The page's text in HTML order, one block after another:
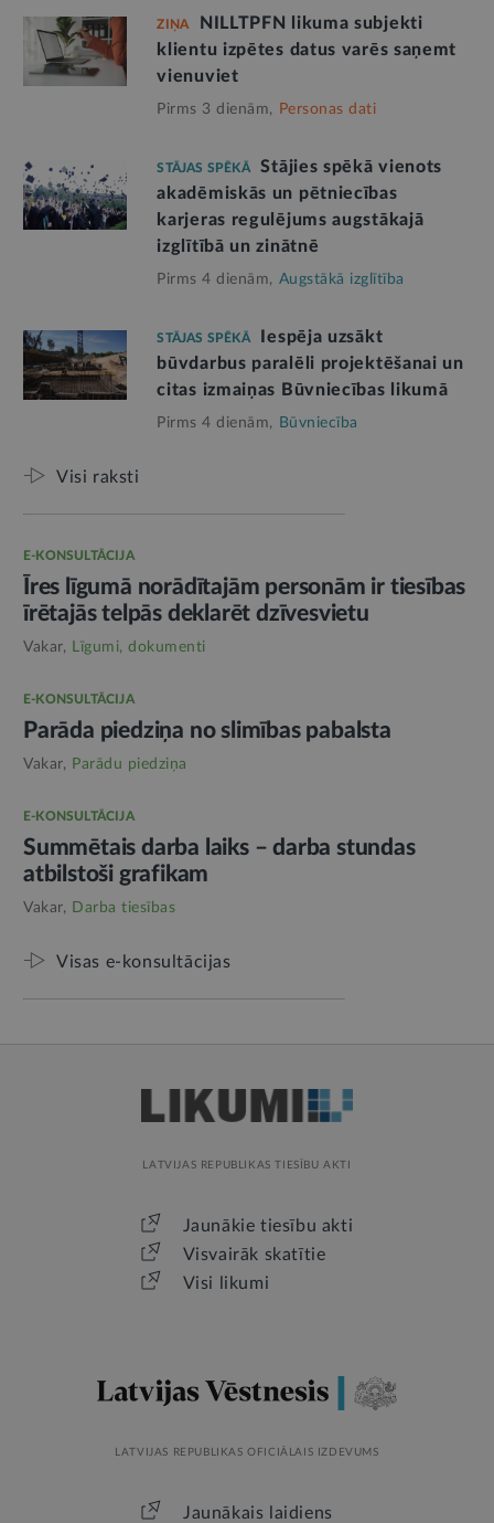
ZIŅA
NILLTPFN likuma subjekti
klientu izpētes datus varēs saņemt
vienuviet
Pirms 3 dienām, Personas dati
STĀJAS SPĒKĀ
Stājies spēkā vienots
akadēmiskās un pētniecības
karjeras regulējums augstākajā
izglītībā un zinātnē
Pirms 4 dienām, Augstākā izglītība
STĀJAS SPĒKĀ
Iespēja uzsākt
būvdarbus paralēli projektēšanai un
citas izmaiņas Būvniecības likumā
Pirms 4 dienām, Būvniecība
Visi raksti
E-KONSULTĀCIJA
Īres līgumā norādītajām personām ir tiesības
īrētajās telpās deklarēt dzīvesvietu
Vakar, Līgumi, dokumenti
E-KONSULTĀCIJA
Parāda piedziņa no slimības pabalsta
Vakar, Parādu piedziņa
E-KONSULTĀCIJA
Summētais darba laiks – darba stundas
atbilstoši grafikam
Vakar, Darba tiesības
Visas e-konsultācijas
LATVIJAS REPUBLIKAS TIESĪBU AKTI
Jaunākie tiesību akti
Visvairāk skatītie
Visi likumi
LATVIJAS REPUBLIKAS OFICIĀLAIS IZDEVUMS
Jaunākais laidiens